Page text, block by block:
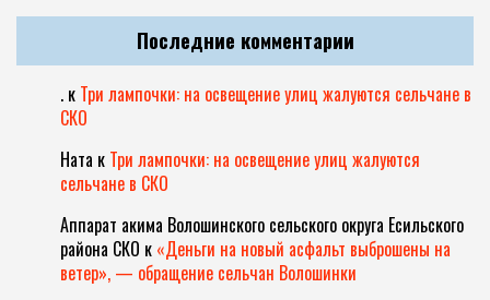
Последние комментарии
. к Три лампочки: на освещение улиц жалуются сельчане в
СКО
Ната к Три лампочки: на освещение улиц жалуются
сельчане в СКО
Аппарат акима Волошинского сельского округа Есильского
района СКО к «Деньги на новый асфальт выброшены на
ветер», — обращение сельчан Волошинки